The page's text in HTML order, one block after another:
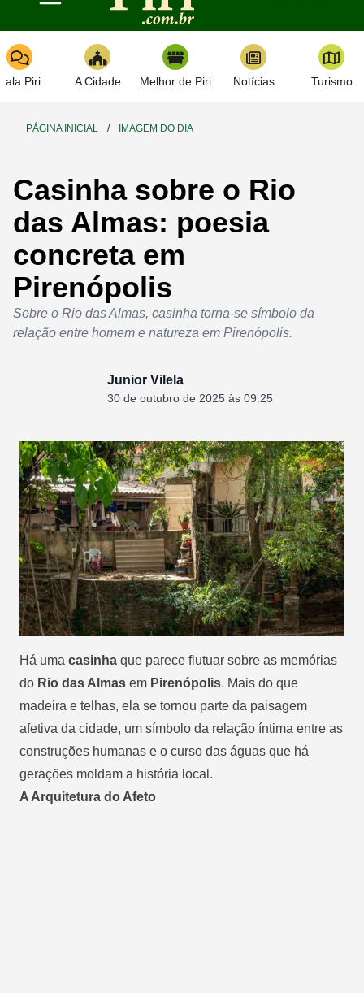
Toggle navigation
Piri A Cidade Melhor de Piri Notícias Turismo
PÁGINA INICIAL / IMAGEM DO DIA
Casinha sobre o Rio
das Almas: poesia
concreta em
Pirenópolis
Sobre o Rio das Almas, casinha torna-se símbolo da
relação entre homem e natureza em Pirenópolis.
Junior Vilela
30 de outubro de 2025 às 09:25
Há uma casinha que parece flutuar sobre as memórias
do Rio das Almas em Pirenópolis. Mais do que
madeira e telhas, ela se tornou parte da paisagem
afetiva da cidade, um símbolo da relação íntima entre as
construções humanas e o curso das águas que há
gerações moldam a história local.
A Arquitetura do Afeto